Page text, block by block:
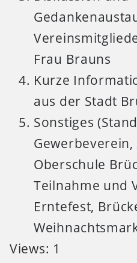
Frau Brauns
Kurze
aus der Stadt
Sonstiges
Oberschule
Teilnahme und
Erntefest,
Views: 1